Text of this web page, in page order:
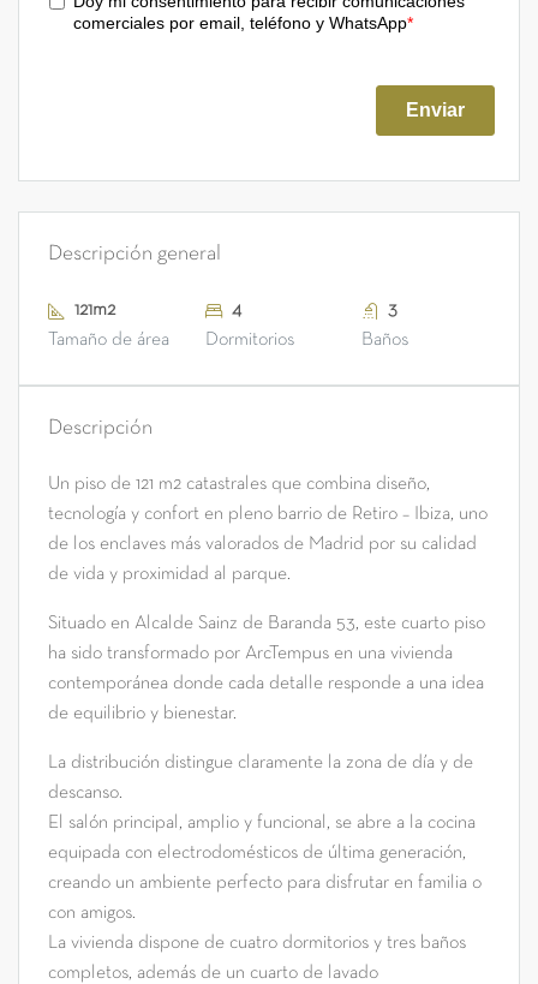
Descripción general
121m2
Tamaño de área
4
Dormitorios
3
Baños
Descripción
Un piso de 121 m2 catastrales que combina diseño,
tecnología y confort en pleno barrio de Retiro – Ibiza, uno
de los enclaves más valorados de Madrid por su calidad
de vida y proximidad al parque.
Situado en Alcalde Sainz de Baranda 53, este cuarto piso
ha sido transformado por ArcTempus en una vivienda
contemporánea donde cada detalle responde a una idea
de equilibrio y bienestar.
La distribución distingue claramente la zona de día y de
descanso.
El salón principal, amplio y funcional, se abre a la cocina
equipada con electrodomésticos de última generación,
creando un ambiente perfecto para disfrutar en familia o
con amigos.
La vivienda dispone de cuatro dormitorios y tres baños
completos, además de un cuarto de lavado